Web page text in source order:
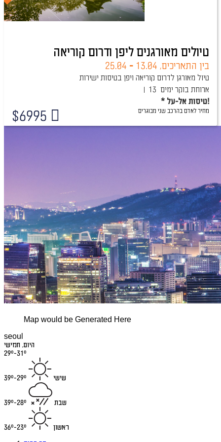
טיולים מאורגנים ליפן ודרום קוריאה
בין התאריכים, -
25.04
טיול מאורגן לדרום קוריאה ויפן בטיסות ישירות
13 ימים ארוחת בוקר
* טיסות אל-על!
$6995 מחיר לאדם בהרכב שני מבוגרים
Map would be Generated Here
seoul
היום, חמישי
29°-31°
שישי 29°-39°
שבת 28°-39°
ראשון
23°-36°